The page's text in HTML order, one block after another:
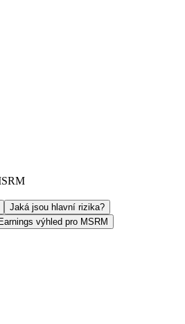
Jaká jsou hlavní rizika?
Earnings výhled pro MSRM